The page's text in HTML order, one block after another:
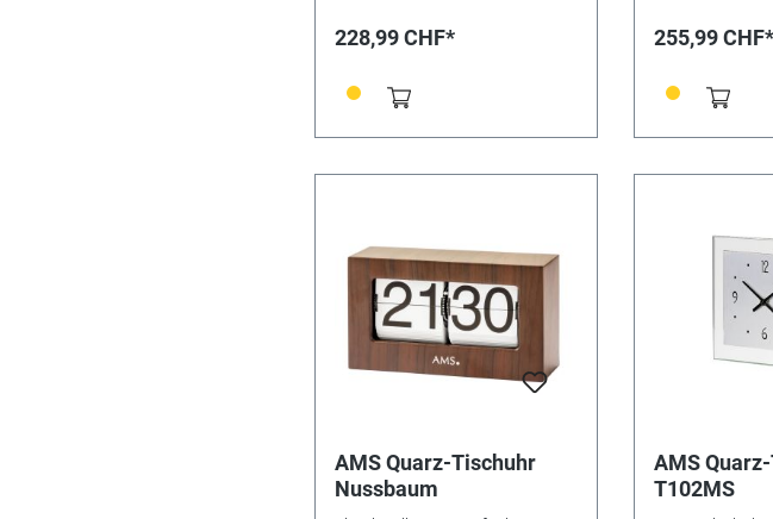
228,99 CHF* 255,99 CHF*
AMS Quarz-Tischuhr
Nussbaum
AMS
T102MS